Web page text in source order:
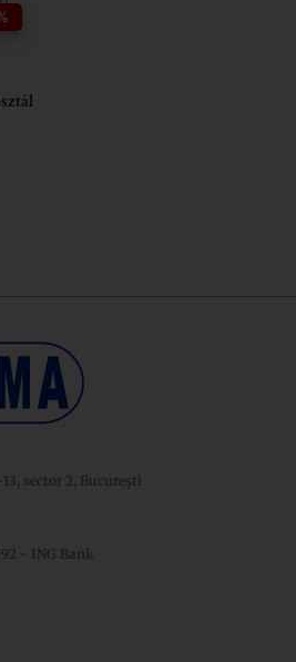
sector 2, București
- ING Bank